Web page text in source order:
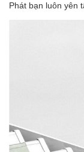
Phát bạn luôn yên